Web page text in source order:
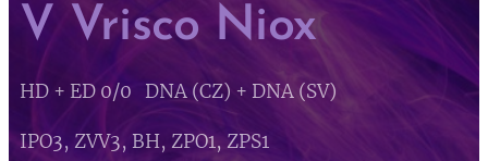
V Vrisco Niox
HD + ED 0/0 DNA (CZ) + DNA (SV)
IPO3, ZVV3, BH, ZPO1, ZPS1